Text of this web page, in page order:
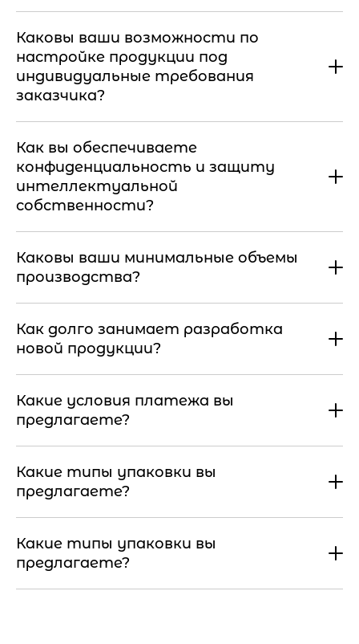
Каковы ваши возможности по
настройке продукции под
индивидуальные требования
заказчика?
Как вы обеспечиваете
конфиденциальность и защиту
интеллектуальной
собственности?
Каковы ваши минимальные объемы
производства?
Как долго занимает разработка
новой продукции?
Какие условия платежа вы
предлагаете?
Какие типы упаковки вы
предлагаете?
Какие типы упаковки вы
предлагаете?